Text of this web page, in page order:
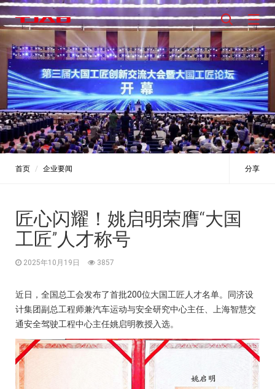
首页 企业要闻 分享
匠心闪耀！姚启明荣膺“大国
工匠”人才称号
2025年10月19日 3857
近日，全国总工会发布了首批200位大国工匠人才名单。同济设
计集团副总工程师兼汽车运动与安全研究中心主任、上海智慧交
通安全驾驶工程中心主任姚启明教授入选。